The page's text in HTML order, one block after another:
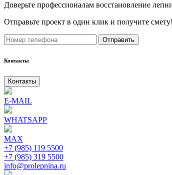
Доверьте профессионалам восстановление
Отправьте проект в один клик и получите смету!
Отправить
Контакты
Контакты
E-MAIL
WHATSAPP
MAX
+7 (985) 119 5500
+7 (985) 319 5500
info@prolepnina.ru